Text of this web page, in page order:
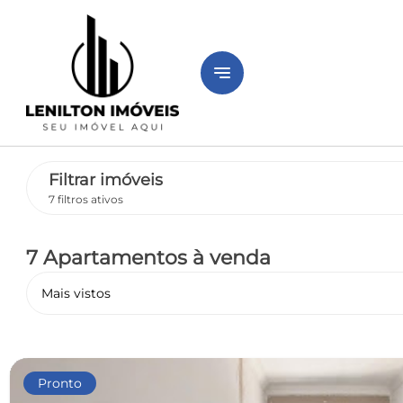
notes
Filtrar imóveis
7 filtros ativos
7 Apartamentos à venda
Mais vistos
Pronto